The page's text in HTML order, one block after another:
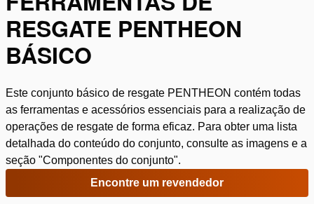
RESGATE PENTHEON
BÁSICO
Este conjunto básico de resgate PENTHEON contém todas
as ferramentas e acessórios essenciais para a realização de
operações de resgate de forma eficaz. Para obter uma lista
detalhada do conteúdo do conjunto, consulte as imagens e a
seção "Componentes do conjunto".
Encontre um revendedor